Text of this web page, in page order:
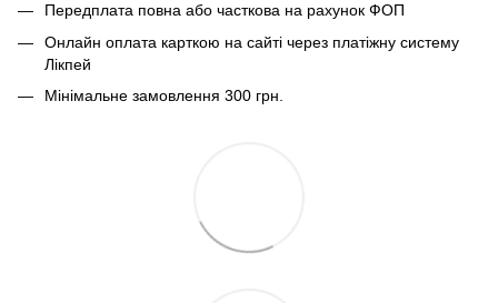
Передплата повна або часткова на рахунок ФОП
Онлайн оплата карткою на сайті через платіжну систему
Лікпей
Мінімальне замовлення 300 грн.